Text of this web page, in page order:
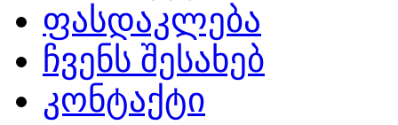
ფასდაკლება
ჩვენს შესახებ
კონტაქტი